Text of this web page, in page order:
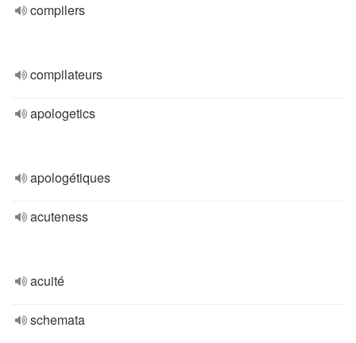
compilers
compilateurs
apologetics
apologétiques
acuteness
acuité
schemata